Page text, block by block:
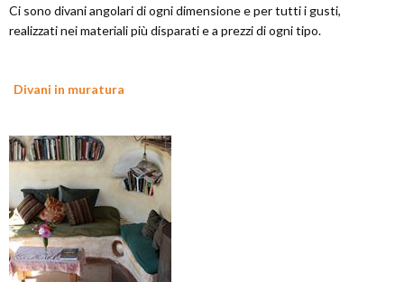
Ci sono divani angolari di ogni dimensione e per tutti i gusti,
realizzati nei materiali più disparati e a prezzi di ogni tipo.
Divani in muratura